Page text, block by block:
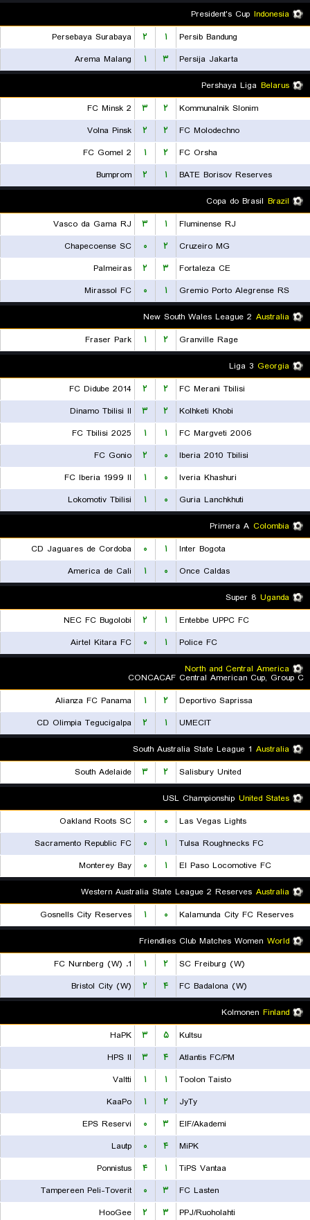
Indonesia
President's Cup
Persib Bandung
۱ ۲
Persebaya Surabaya
Persija Jakarta
۳ ۱
Arema Malang
Belarus
Pershaya Liga
Kommunalnik Slonim
۲ ۳
FC Minsk 2
FC Molodechno
۲ ۲
Volna Pinsk
FC Orsha
۲ ۱
FC Gomel 2
BATE Borisov Reserves
۱ ۲
Bumprom
Brazil
Copa do Brasil
Fluminense RJ
۱ ۳
Vasco da Gama RJ
Cruzeiro MG
۲ ۰
Chapecoense SC
Fortaleza CE
۳ ۲
Palmeiras
Gremio Porto Alegrense RS
۱ ۰
Mirassol FC
Australia
New South Wales League 2
Granville Rage
۲ ۱
Fraser Park
Georgia
Liga 3
FC Merani Tbilisi
۲ ۲
FC Didube 2014
Kolhketi Khobi
۲ ۳
Dinamo Tbilisi II
FC Margveti 2006
۱ ۱
FC Tbilisi 2025
Iberia 2010 Tbilisi
۰ ۲
FC Gonio
Iveria Khashuri
۰ ۱
FC Iberia 1999 II
Guria Lanchkhuti
۰ ۱
Lokomotiv Tbilisi
Colombia
Primera A
Inter Bogota
۱ ۰
CD Jaguares de Cordoba
Once Caldas
۰ ۱
America de Cali
Uganda
Super 8
Entebbe UPPC FC
۱ ۲
NEC FC Bugolobi
Police FC
۱ ۰
Airtel Kitara FC
North and Central America
CONCACAF Central American Cup, Group C
Deportivo Saprissa
۲ ۱
Alianza FC Panama
UMECIT
۱ ۲
CD Olimpia Tegucigalpa
Australia
South Australia State League 1
Salisbury United
۲ ۳
South Adelaide
United States
USL Championship
Las Vegas Lights
۰ ۰
Oakland Roots SC
Tulsa Roughnecks FC
۱ ۰
Sacramento Republic FC
El Paso Locomotive FC
۱ ۰
Monterey Bay
Australia
Western Australia State League 2 Reserves
Kalamunda City FC Reserves
۰ ۱
Gosnells City Reserves
World
Friendlies Club Matches Women
SC Freiburg (W)
۲ ۱
1. FC Nurnberg (W)
FC Badalona (W)
۴ ۲
Bristol City (W)
Finland
Kolmonen
Kultsu
۵ ۳
HaPK
Atlantis FC/PM
۴ ۳
HPS II
Toolon Taisto
۱ ۱
Valtti
JyTy
۲ ۱
KaaPo
EIF/Akademi
۳ ۰
EPS Reservi
MiPK
۴ ۰
Lautp
TiPS Vantaa
۱ ۴
Ponnistus
FC Lasten
۳ ۰
Tampereen Peli-Toverit
PPJ/Ruoholahti
۳ ۲
HooGee